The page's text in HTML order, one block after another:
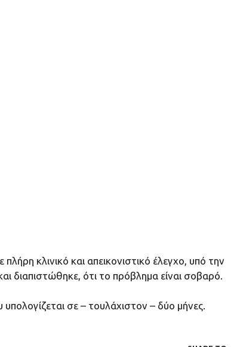
κλινικό και απεικονιστικό έλεγχο, υπό την
διαπιστώθηκε, ότι το πρόβλημα είναι σοβαρό.
σε – τουλάχιστον – δύο μήνες.